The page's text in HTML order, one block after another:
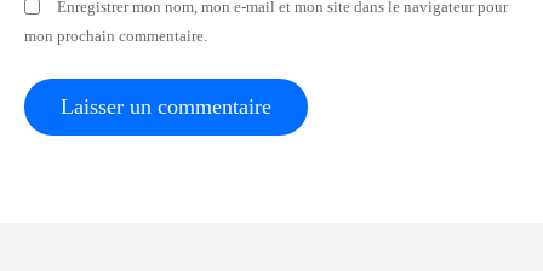
i
c
l
Enregistrer mon nom, mon e-mail et mon site dans le navigateur pour
mon prochain commentaire.